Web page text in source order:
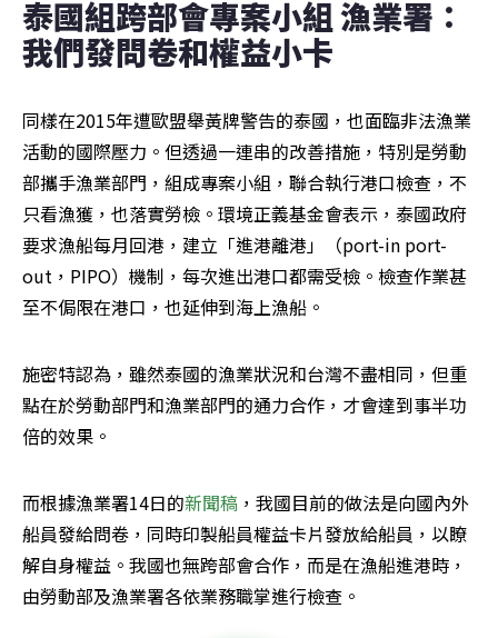
泰國組跨部會專案小組 漁業署：
我們發問卷和權益小卡
同樣在2015年遭歐盟舉黃牌警告的泰國，也面臨非法漁業
活動的國際壓力。但透過一連串的改善措施，特別是勞動
部攜手漁業部門，組成專案小組，聯合執行港口檢查，不
只看漁獲，也落實勞檢。環境正義基金會表示，泰國政府
要求漁船每月回港，建立「進港離港」（port-in port-
out，PIPO）機制，每次進出港口都需受檢。檢查作業甚
至不侷限在港口，也延伸到海上漁船。
施密特認為，雖然泰國的漁業狀況和台灣不盡相同，但重
點在於勞動部門和漁業部門的通力合作，才會達到事半功
倍的效果。
而根據漁業署14日的新聞稿 ，我國目前的做法是向國內外
船員發給問卷，同時印製船員權益卡片發放給船員，以瞭
解自身權益。我國也無跨部會合作，而是在漁船進港時，
由勞動部及漁業署各依業務職掌進行檢查。